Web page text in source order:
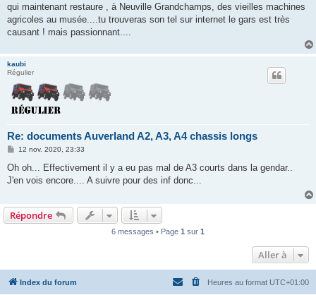
qui maintenant restaure , à Neuville Grandchamps, des vieilles machines
agricoles au musée....tu trouveras son tel sur internet le gars est très
causant ! mais passionnant....
kaubi
Régulier
Re: documents Auverland A2, A3, A4 chassis longs
M
s
a
12 nov. 2020, 23:33
Oh oh... Effectivement il y a eu pas mal de A3 courts dans la gendar..
J'en vois encore.... A suivre pour des inf donc...
Répondre
6 messages • Page 1 sur 1
Aller à
Index du forum Heures au format UTC+01:00